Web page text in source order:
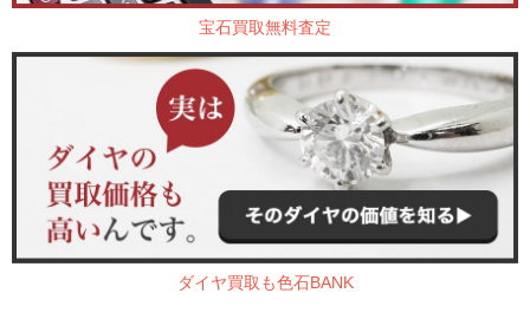
宝石買取無料査定
ダイヤ買取も色石BANK